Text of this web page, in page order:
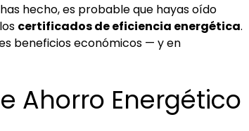
hecho, es probable que hayas oído
certificados de eficiencia energética.
beneficios económicos — y en
Ahorro Energético